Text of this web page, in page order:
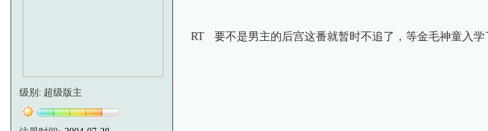
级别: 超级版主
RT 要不是男主的后宫这番就暂时不追了，等金毛神童入